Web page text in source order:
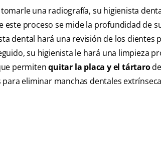
una radiografía, su higienista
proceso se mide la profundidad de
dental hará una revisión de los dientes
su higienista le hará una limpieza
permitenquitar la placa y el tártaro
eliminar manchas dentales